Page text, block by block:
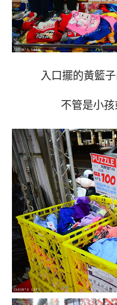
入口擺的黃籃子
不管是小